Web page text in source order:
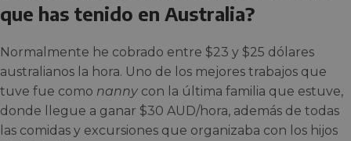
que has tenido en Australia?
Normalmente he cobrado entre $23 y $25 dólares
australianos la hora. Uno de los mejores trabajos que
tuve fue como nanny con la última familia que estuve,
donde llegue a ganar $30 AUD/hora, además de todas
las comidas y excursiones que organizaba con los hijos